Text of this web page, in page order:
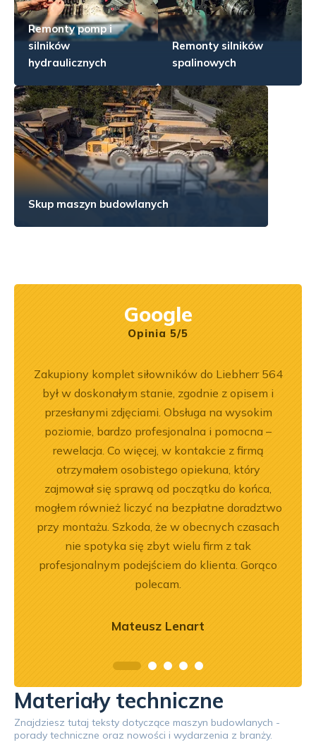
Remonty pomp i
silników
hydraulicznych
Remonty silników
spalinowych
Skup maszyn budowlanych
Google
Opinia 5/5
Zakupiony komplet siłowników do Liebherr 564
był w doskonałym stanie, zgodnie z opisem i
przesłanymi zdjęciami. Obsługa na wysokim
poziomie, bardzo profesjonalna i pomocna –
rewelacja. Co więcej, w kontakcie z firmą
otrzymałem osobistego opiekuna, który
zajmował się sprawą od początku do końca,
mogłem również liczyć na bezpłatne doradztwo
przy montażu. Szkoda, że w obecnych czasach
nie spotyka się zbyt wielu firm z tak
profesjonalnym podejściem do klienta. Gorąco
polecam.
Mateusz Lenart
Materiały techniczne
Znajdziesz tutaj teksty dotyczące maszyn budowlanych -
porady techniczne oraz nowości i wydarzenia z branży.